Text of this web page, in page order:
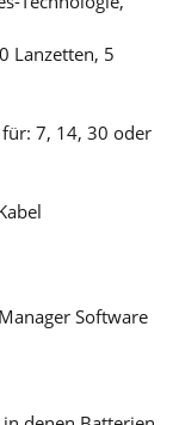
Lanzetten, 5
7, 14, 30 oder
Software